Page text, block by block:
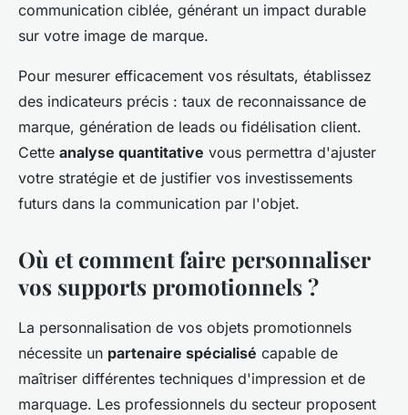
communication ciblée, générant un impact durable
sur votre image de marque.
Pour mesurer efficacement vos résultats, établissez
des indicateurs précis : taux de reconnaissance de
marque, génération de leads ou fidélisation client.
Cette analyse quantitative vous permettra d'ajuster
votre stratégie et de justifier vos investissements
futurs dans la communication par l'objet.
Où et comment faire personnaliser
vos supports promotionnels ?
La personnalisation de vos objets promotionnels
nécessite un partenaire spécialisé capable de
maîtriser différentes techniques d'impression et de
marquage. Les professionnels du secteur proposent